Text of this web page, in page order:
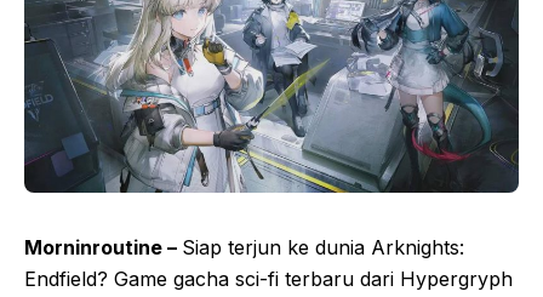
Morninroutine – Siap terjun ke dunia Arknights:
Endfield? Game gacha sci-fi terbaru dari Hypergryph